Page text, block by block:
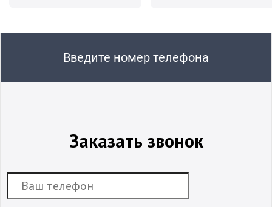
Введите номер телефона
Заказать звонок